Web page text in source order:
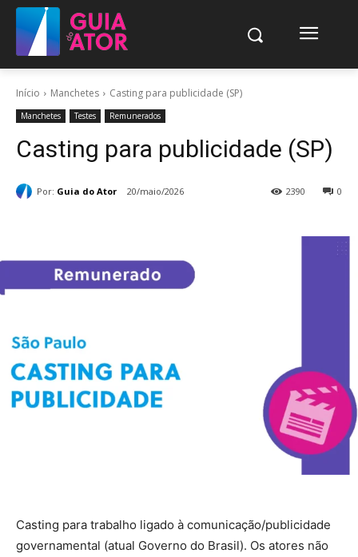
Início Manchetes Casting para publicidade (SP)
Manchetes Testes Remunerados
Casting para publicidade (SP)
Por: Guia do Ator 20/maio/2026 0
2390
Casting para trabalho ligado à comunicação/publicidade
governamental (atual Governo do Brasil). Os atores não